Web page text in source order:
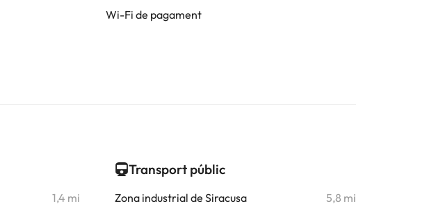
Wi-Fi de pagament
1,4 mi
Transport públic
Zona industrial de Siracusa 5,8 mi